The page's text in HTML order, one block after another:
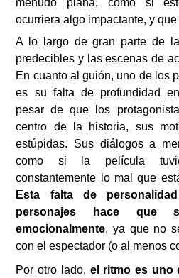
ocurriera algo impactante, y
A lo largo de gran parte de
predecibles y las escenas de
En cuanto al guión, uno de los
es su falta de profundidad
pesar de que los
centro de la historia, sus
estúpidas. Sus diálogos a
como si la película
constantemente lo mal que
Esta falta de
personajes hace que
emocionalmente, ya que no
con el espectador (o al menos
Por otro lado, el ritmo es uno